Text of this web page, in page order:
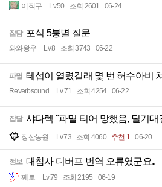
이직구 Lv.50 조회 2601 06-24
잡담 포식 5붕별 질문
와와왕우 Lv.8 조회 3743 06-22
파멸 테섭이 열렸길래 몇 번 허수아비
Reverbsound Lv.71 조회 4254 06-22
잡담 샤다렉 "파멸 티어 망했음, 딜기대
장산농원 Lv.73 조회 4060 추천 1 06-20
정보 대참사 디버프 번역 오류였군요..
쩨로 Lv.79 조회 2195 06-19